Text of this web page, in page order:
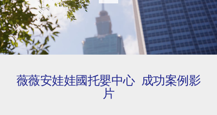
薇薇安娃娃國托嬰中心 成功案例影
片